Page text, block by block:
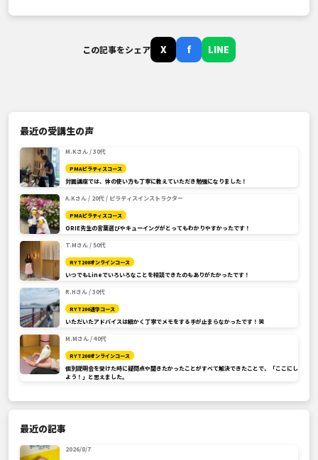
この記事をシェア X f LINE
最近の受講生の声
M.Kさん / 30代
PMAピラティスコース
対面講座では、体の使い方も丁寧に教えていただき勉強になりました！
A.Kさん / 20代 / ピラティスインストラクター
PMAピラティスコース
ORIE先生の言葉選びやキューイングがとってもわかりやすかったです！
T.Mさん / 50代
RYT200オンラインコース
いつでもLineでいろいろなことを相談できたのもありがたかったです！
R.Hさん / 30代
RYT200通学コース
いただいたアドバイスは細かく丁寧でメモをする手が止まらなかったです！笑
M.Mさん / 40代
RYT200オンラインコース
個別説明会を受けた時に疑問点や聞きたかったことがすべて解決できたことで、「ここにし
よう！」と思えました。
最近の記事
2026/8/7